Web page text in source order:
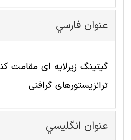
عنوان فارسي
گیتینگ زیرلایه ای مقامت
ترانزیستورهای گرافنی
عنوان انگليسي